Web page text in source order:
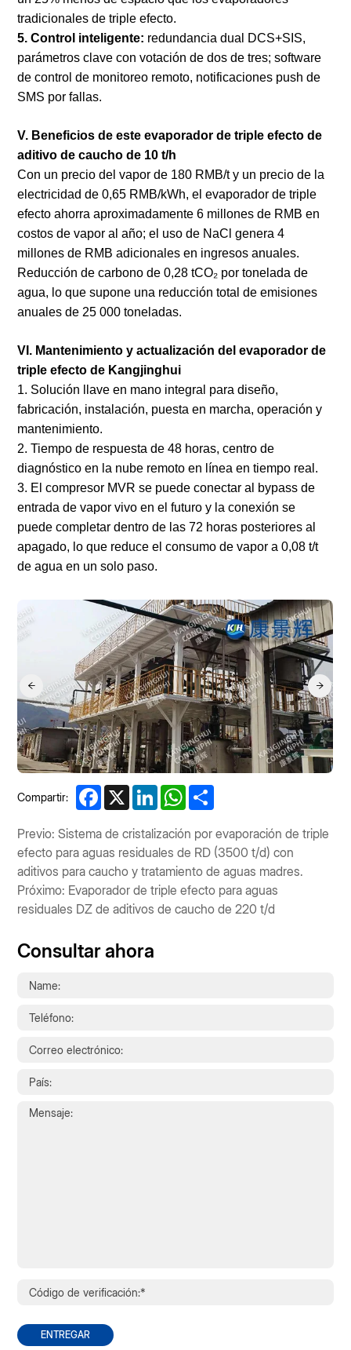
tradicionales de triple efecto.
5. Control inteligente: redundancia dual DCS+SIS,
parámetros clave con votación de dos de tres; software
de control de monitoreo remoto, notificaciones push de
SMS por fallas.
V. Beneficios de este evaporador de triple efecto de
aditivo de caucho de 10 t/h
Con un precio del vapor de 180 RMB/t y un precio de la
electricidad de 0,65 RMB/kWh, el evaporador de triple
efecto ahorra aproximadamente 6 millones de RMB en
costos de vapor al año; el uso de NaCl genera 4
millones de RMB adicionales en ingresos anuales.
Reducción de carbono de 0,28 tCO₂ por tonelada de
agua, lo que supone una reducción total de emisiones
anuales de 25 000 toneladas.
VI. Mantenimiento y actualización del evaporador de
triple efecto de Kangjinghui
1. Solución llave en mano integral para diseño,
fabricación, instalación, puesta en marcha, operación y
mantenimiento.
2. Tiempo de respuesta de 48 horas, centro de
diagnóstico en la nube remoto en línea en tiempo real.
3. El compresor MVR se puede conectar al bypass de
entrada de vapor vivo en el futuro y la conexión se
puede completar dentro de las 72 horas posteriores al
apagado, lo que reduce el consumo de vapor a 0,08 t/t
de agua en un solo paso.
Compartir: Facebook
X LinkedInWhatsApp
Previo: Sistema de cristalización por evaporación de triple
efecto para aguas residuales de RD (3500 t/d) con
aditivos para caucho y tratamiento de aguas madres.
Próximo: Evaporador de triple efecto para aguas
residuales DZ de aditivos de caucho de 220 t/d
Consultar ahora
ENTREGAR